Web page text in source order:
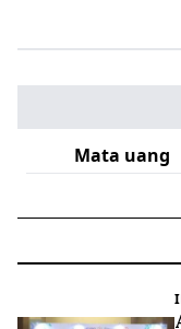
Mata uang